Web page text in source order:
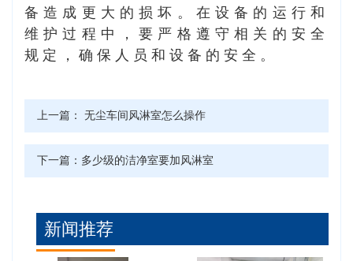
备造成更大的损坏。在设备的运行和
维护过程中，要严格遵守相关的安全
规定，确保人员和设备的安全。
上一篇： 无尘车间风淋室怎么操作
下一篇： 多少级的洁净室要加风淋室
新闻推荐